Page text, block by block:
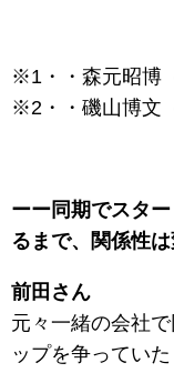
※1・・森元昭博
※2・・磯山博文
ーー同期でスタ
るまで、関係性
前田さん
元々一緒の会社
ップを争ってい